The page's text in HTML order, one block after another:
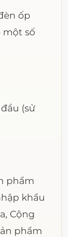
ốp
một số
(sử
phẩm
khẩu
Cộng
phẩm